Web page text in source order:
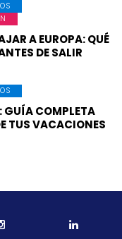
A EUROPA: QUÉ
DE SALIR
GUÍA COMPLETA
TUS VACACIONES